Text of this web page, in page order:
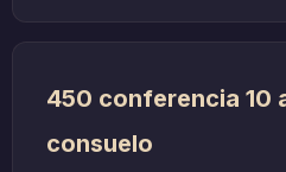
450 conferencia 10
consuelo